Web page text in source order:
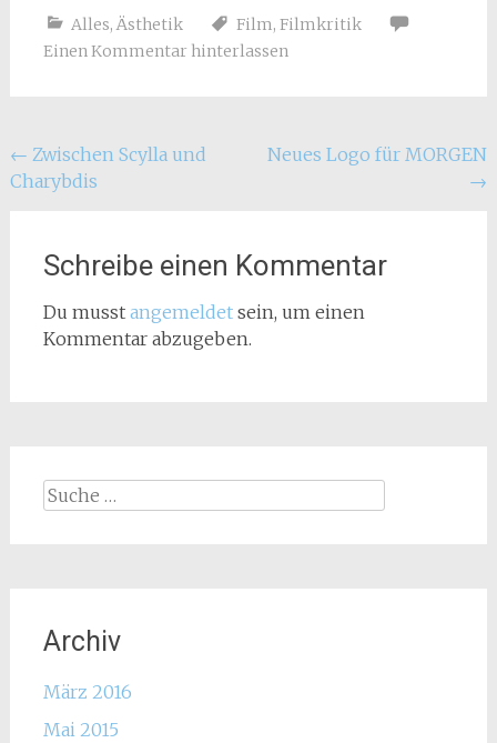
Alles,Ästhetik Film, Filmkritik
Einen Kommentar hinterlassen
Beitragsnavigation
← Zwischen Scylla und
Charybdis
Neues Logo für MORGEN
→
Schreibe einen Kommentar
Du musst angemeldetsein, um einen
Kommentar abzugeben.
Suche
Archiv
März 2016
Mai 2015